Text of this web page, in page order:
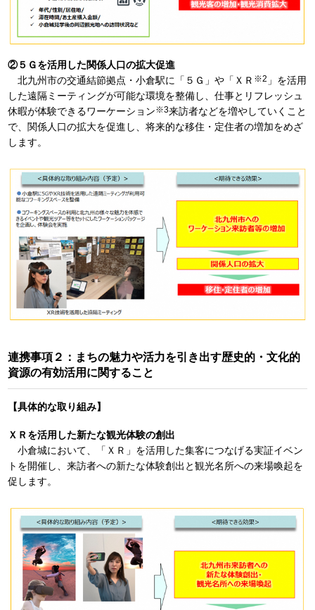
②５Ｇを活用した関係人口の拡大促進
北九州市の交通結節拠点・小倉駅に「５Ｇ」や「ＸＲ ※2 」を活用
した遠隔ミーティングが可能な環境を整備し、仕事とリフレッシュ
休暇が体験できるワーケーション※3来訪者などを増やしていくこと
で、関係人口の拡大を促進し、将来的な移住・定住者の増加をめざ
します。
連携事項２：まちの魅力や活力を引き出す歴史的・文化的
資源の有効活用に関すること
【具体的な取り組み】
ＸＲを活用した新たな観光体験の創出
小倉城において、「ＸＲ」を活用した集客につなげる実証イベン
トを開催し、来訪者への新たな体験創出と観光名所への来場喚起を
促します。